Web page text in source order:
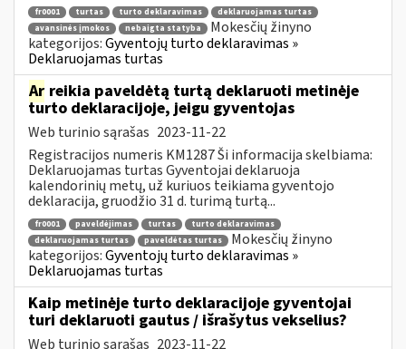
fr0001 turtas turto deklaravimas
deklaruojamas turtas
avansinės įmokos
nebaigta statyba
Mokesčių žinyno
kategorijos:Gyventojų turto deklaravimas »
Deklaruojamas turtas
Ar reikia paveldėtą turtą deklaruoti metinėje
turto deklaracijoje, jeigu gyventojas
Web turinio sąrašas 2023-11-22
Registracijos numeris KM1287 Ši informacija skelbiama:
Deklaruojamas turtas Gyventojai deklaruoja
kalendorinių metų, už kuriuos teikiama gyventojo
deklaracija, gruodžio 31 d. turimą turtą...
fr0001 paveldėjimas turtas
turto deklaravimas
deklaruojamas turtas
paveldėtas turtas
Mokesčių žinyno
kategorijos:Gyventojų turto deklaravimas »
Deklaruojamas turtas
Kaip metinėje turto deklaracijoje gyventojai
turi deklaruoti gautus / išrašytus vekselius?
Web turinio sąrašas 2023-11-22